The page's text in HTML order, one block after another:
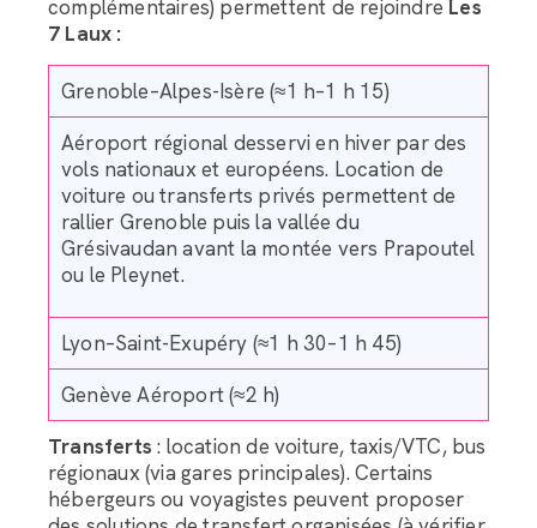
complémentaires) permettent de rejoindre Les
7 Laux :
Grenoble–Alpes-Isère (≈1 h–1 h 15)
Aéroport régional desservi en hiver par des
vols nationaux et européens. Location de
voiture ou transferts privés permettent de
rallier Grenoble puis la vallée du
Grésivaudan avant la montée vers Prapoutel
ou le Pleynet.
Lyon–Saint-Exupéry (≈1 h 30–1 h 45)
Genève Aéroport (≈2 h)
Transferts : location de voiture, taxis/VTC, bus
régionaux (via gares principales). Certains
hébergeurs ou voyagistes peuvent proposer